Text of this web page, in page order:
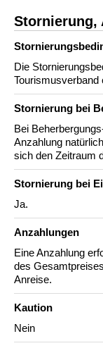
Stornierung,
Die
Tourismusverband
Stornierung bei
Bei
Anzahlung
sich den Zeitraum
Stornierung bei
Ja.
Anzahlungen
Eine Anzahlung
des
Anreise.
Kaution
Nein